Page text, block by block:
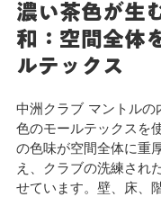
濃い茶色が生
和：空間全体
ルテックス
中洲クラブ マントルの
色のモールテックスを
の色味が空間全体に重
え、クラブの洗練され
せています。壁、床、